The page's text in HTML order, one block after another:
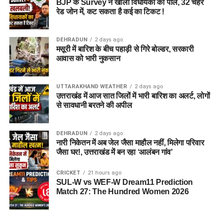
अगर यह योजना धरातल पर उतरती है तो संस्थागत जीवन की जगह उन्हें
परिवार जैसा माहौल, बेहतर स्वतंत्रता और सामाजिक वातावरण मिल
सकेगा। इससे बच्चों और महिलाओं के मानसिक और सामाजिक विकास में
भी मदद मिलने की उम्मीद है।
BJP के Survey ने खोली विधायकों की पोल, 32 चेहरे
रेड जोन में, कट सकता है कई का टिकट !
DEHRADUN 2 days ago
मसूरी में बारिश के बीच पहाड़ी से गिरे बोल्डर, सरकारी
आवास को भारी नुकसान
UTTARAKHAND WEATHER 2 days ago
उत्तराखंड में आज सात जिलों में भारी बारिश का अलर्ट, लोगों
से सावधानी बरतने की अपील
DEHRADUN 2 days ago
नारी निकेतन में अब जेल जैसा माहौल नहीं, मिलेगा परिवार
जैसा घर!, उत्तराखंड में बन रहा ‘आलंबन गांव’
CRICKET 21 hours ago
SUL-W vs WEF-W Dream11 Prediction
Match 27: The Hundred Women 2026